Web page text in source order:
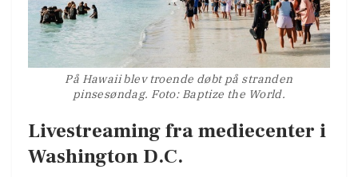
På Hawaii blev troende døbt på stranden
pinsesøndag. Foto: Baptize the World.
Livestreaming fra mediecenter i
Washington D.C.